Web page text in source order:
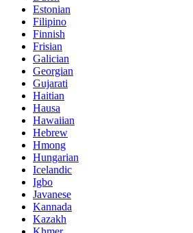
Estonian
Filipino
Finnish
Frisian
Galician
Georgian
Gujarati
Haitian
Hausa
Hawaiian
Hebrew
Hmong
Hungarian
Icelandic
Igbo
Javanese
Kannada
Kazakh